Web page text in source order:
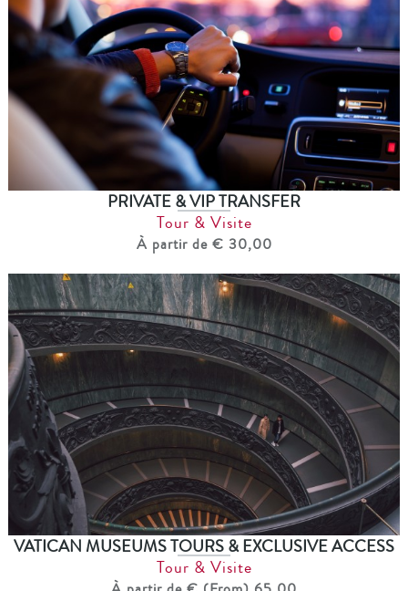
PRIVATE & VIP TRANSFER
Tour & Visite
À partir de € 30,00
VATICAN MUSEUMS TOURS & EXCLUSIVE ACCESS
Tour & Visite